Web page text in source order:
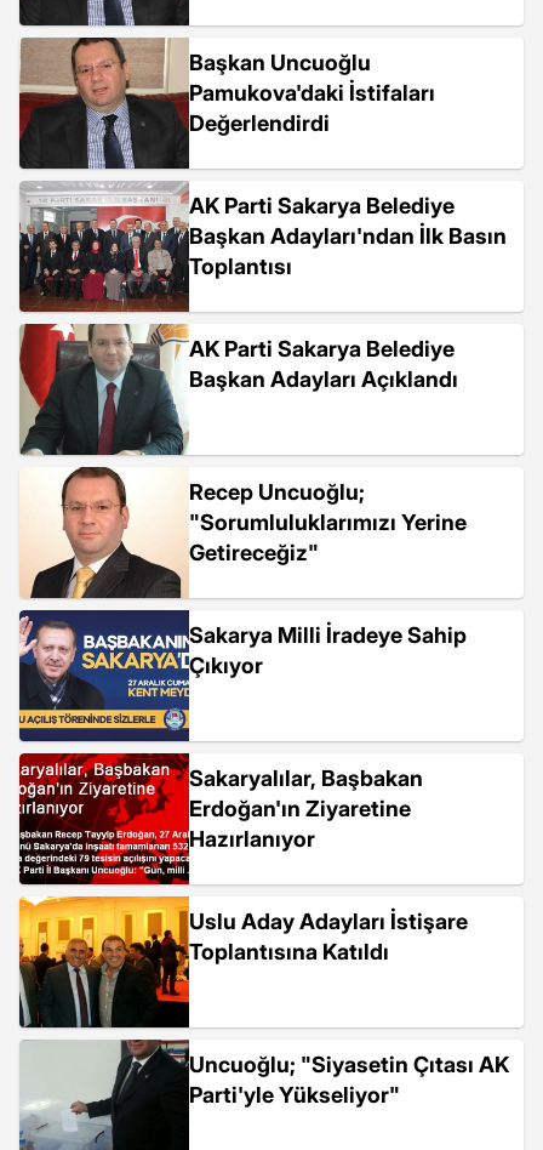
Başkan Uncuoğlu
Pamukova'daki İstifaları
Değerlendirdi
AK Parti Sakarya Belediye
Başkan Adayları'ndan İlk Basın
Toplantısı
AK Parti Sakarya Belediye
Başkan Adayları Açıklandı
Recep Uncuoğlu;
"Sorumluluklarımızı Yerine
Getireceğiz"
Sakarya Milli İradeye Sahip
Çıkıyor
Sakaryalılar, Başbakan
Erdoğan'ın Ziyaretine
Hazırlanıyor
Uslu Aday Adayları İstişare
Toplantısına Katıldı
Uncuoğlu; "Siyasetin Çıtası AK
Parti'yle Yükseliyor"